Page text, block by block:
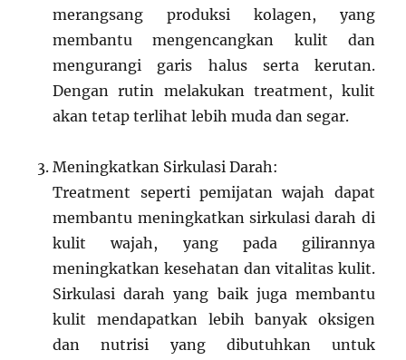
merangsang produksi kolagen, yang
membantu mengencangkan kulit dan
mengurangi garis halus serta kerutan.
Dengan rutin melakukan treatment, kulit
akan tetap terlihat lebih muda dan segar.
Meningkatkan Sirkulasi Darah:
Treatment seperti pemijatan wajah dapat
membantu meningkatkan sirkulasi darah di
kulit wajah, yang pada gilirannya
meningkatkan kesehatan dan vitalitas kulit.
Sirkulasi darah yang baik juga membantu
kulit mendapatkan lebih banyak oksigen
dan nutrisi yang dibutuhkan untuk